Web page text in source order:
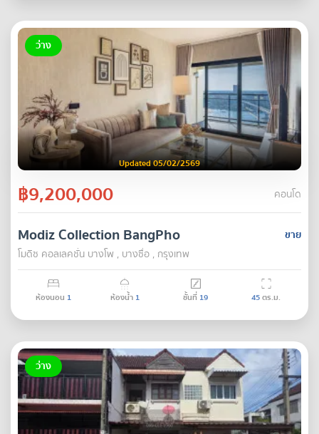
ว่าง
Updated 05/02/2569
฿9,200,000 คอนโด
ขาย
Modiz Collection BangPho
โมดิซ คอลเลคชั่น บางโพ , บางซื่อ , กรุงเทพ
ห้องนอน 1 ห้องน้ำ 1 ชั้นที่ 19 45ตร.ม.
ว่าง